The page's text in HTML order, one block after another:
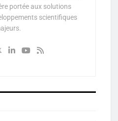
portée aux solutions
scientifiques